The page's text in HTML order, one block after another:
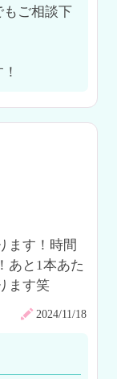
もご相談下
ます！時間
あと1本あた
ます笑
2024/11/18